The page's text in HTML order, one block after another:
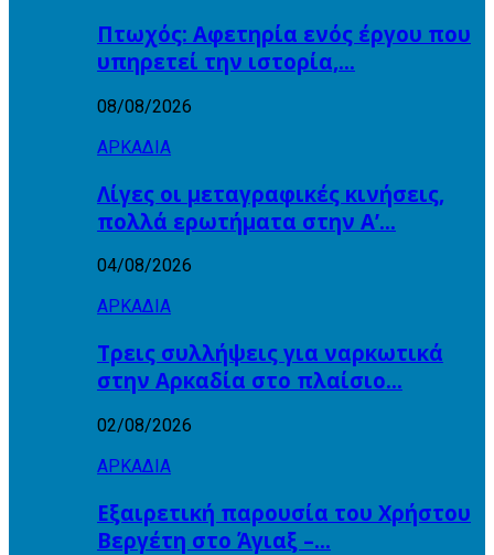
Πτωχός: Αφετηρία ενός έργου που
υπηρετεί την ιστορία,…
08/08/2026
ΑΡΚΑΔΙΑ
Λίγες οι μεταγραφικές κινήσεις,
πολλά ερωτήματα στην Α’…
04/08/2026
ΑΡΚΑΔΙΑ
Τρεις συλλήψεις για ναρκωτικά
στην Αρκαδία στο πλαίσιο…
02/08/2026
ΑΡΚΑΔΙΑ
Εξαιρετική παρουσία του Χρήστου
Βεργέτη στο Άγιαξ –…